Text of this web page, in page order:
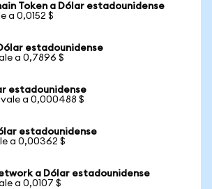
Token a Dólar estadounidense
a 0,0152 $
estadounidense
a 0,7896 $
estadounidense
a 0,000488 $
estadounidense
a 0,00362 $
a Dólar estadounidense
a 0,0107 $